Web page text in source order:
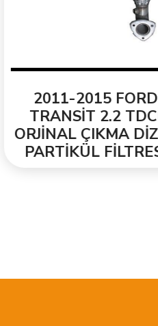
2011-2015 FORD
TRANSİT 2.2 TDCİ
ORJİNAL ÇIKMA DİZEL
PARTİKÜL FİLTRESİ